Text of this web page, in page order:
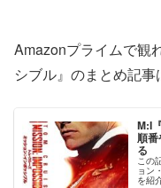
Amazonプライムで観
シブル』のまとめ記事
M:I
順
る
この
ョン
を紹